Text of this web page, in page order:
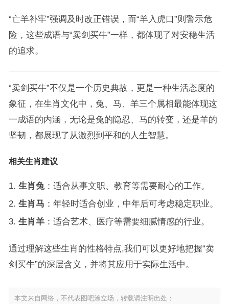
“亡羊补牢”强调及时改正错误，而“羊入虎口”则警示危
险，这些成语与“卖剑买牛”一样，都体现了对安稳生活
的追求。
“卖剑买牛”不仅是一个历史典故，更是一种生活态度的
象征，在生肖文化中，兔、马、羊三个属相最能体现这
一成语的内涵，无论是兔的隐忍、马的转变，还是羊的
坚韧，都展现了从激烈到平和的人生智慧。
相关生肖建议
生肖兔：适合从事文职、教育等需要耐心的工作。
生肖马 ：年轻时适合创业，中年后可考虑稳定职业。
生肖羊：适合艺术、医疗等需要细腻情感的行业。
通过理解这些生肖的性格特点,我们可以更好地把握“卖
剑买牛”的深层含义，并将其应用于实际生活中。
本文来自网络，不代表图吧涂立场，转载请注明出处：